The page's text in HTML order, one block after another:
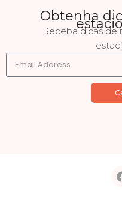
Obtenha
Receba dicas de